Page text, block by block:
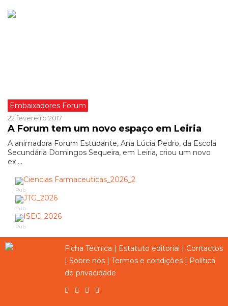
Embaixadores Forum
22 fevereiro 2017
A Forum tem um novo espaço em Leiria
A animadora Forum Estudante, Ana Lúcia Pedro, da Escola
Secundária Domingos Sequeira, em Leiria, criou um novo
ex ...
Pub
Pub
Pub
Ficha Técnica | Estatuto editorial | Contactos
| Sobre nós | Termos e condições | Política
de privacidade